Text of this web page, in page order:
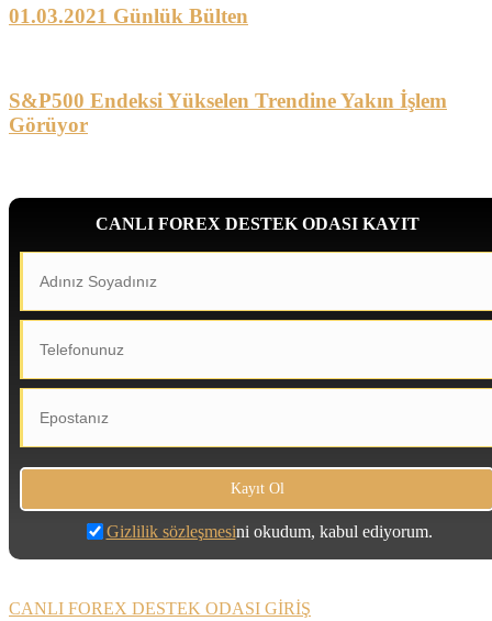
01.03.2021 Günlük Bülten
S&P500 Endeksi Yükselen Trendine Yakın İşlem
Görüyor
CANLI FOREX DESTEK ODASI KAYIT
Gizlilik sözleşmesini okudum, kabul ediyorum.
CANLI FOREX DESTEK ODASI GİRİŞ